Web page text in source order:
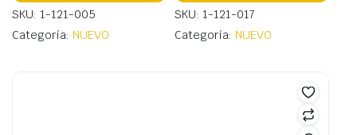
SKU: 1-121-005
Categoría: NUEVO
SKU: 1-121-017
Categoría: NUEVO